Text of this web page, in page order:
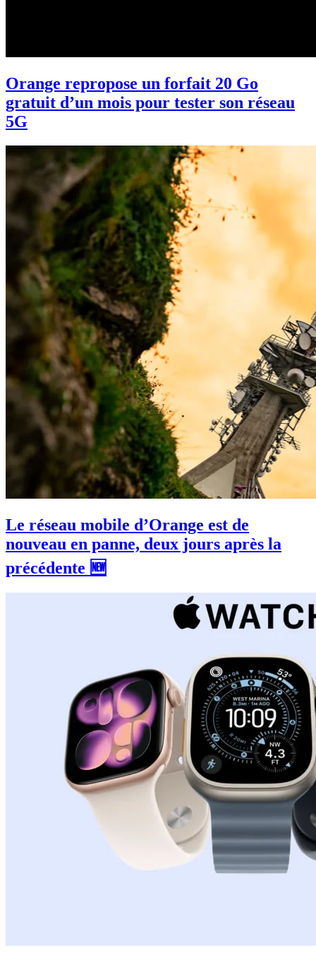
Orange repropose un forfait 20 Go
gratuit d’un mois pour tester son réseau
5G
Le réseau mobile d’Orange est de
nouveau en panne, deux jours après la
précédente 🆕